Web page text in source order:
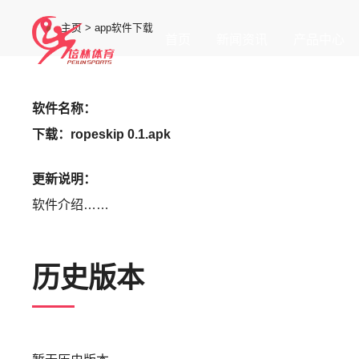
主页>app软件下载
软件名称：
下载： ropeskip 0.1.apk
更新说明：
软件介绍……
历史版本